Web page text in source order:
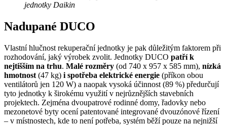
jednotky Daikin
Nadupané DUCO
Vlastní hlučnost rekuperační jednotky je pak důležitým faktorem při
rozhodování, jaký výrobek zvolit. Jednotky DUCO patří k
nejtišším na trhu. Malé rozměry (od 740 x 957 x 585 mm), nízká
hmotnost (47 kg) i spotřeba elektrické energie (příkon obou
ventilátorů jen 120 W) a naopak vysoká účinnost (89 %) předurčují
tyto jednotky k širokému využití v nejrůznějších stavebních
projektech. Zejména dvoupatrové rodinné domy, řadovky nebo
mezonetové byty ocení patentované integrované dvouzónové řízení
– v místnostech, kde to není potřeba, systém běží pouze na nejnižší